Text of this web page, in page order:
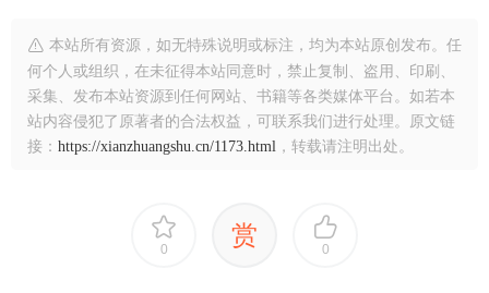
本站所有资源，如无特殊说明或标注，均为本站原创发布。任
何个人或组织，在未征得本站同意时，禁止复制、盗用、印刷、
采集、发布本站资源到任何网站、书籍等各类媒体平台。如若本
站内容侵犯了原著者的合法权益，可联系我们进行处理。原文链
接： https://xianzhuangshu.cn/1173.html ，转载请注明出处。
0 赏 0